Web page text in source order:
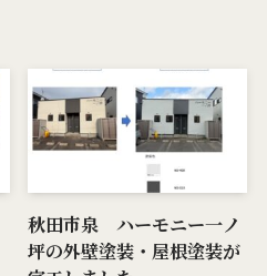
秋田市泉 ハーモニー一ノ
坪の外壁塗装・屋根塗装が